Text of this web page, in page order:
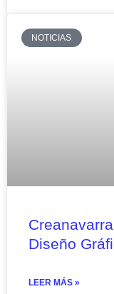
NOTICIAS
Diseño
LEER MÁS »